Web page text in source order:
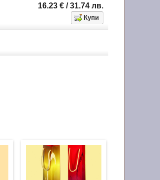
16.23€ / 31.74лв.